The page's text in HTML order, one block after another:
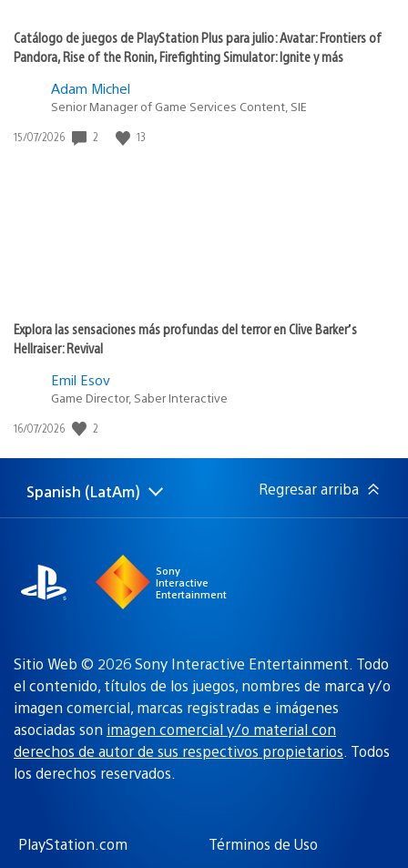
Catálogo de juegos de PlayStation Plus para julio: Avatar: Frontiers of
Pandora, Rise of the Ronin, Firefighting Simulator: Ignite y más
Adam Michel
Senior Manager of Game Services Content, SIE
Fecha
15/07/2026 2 13
Explora las sensaciones más profundas del terror en Clive Barker’s
Hellraiser: Revival
Emil Esov
Game Director, Saber Interactive
Fecha
publicación:
16/07/2026 2
Elige
una
Región
actual:
Spanish (LatAm) Regresar arriba
Sony
Interactive
Entertainment
Sitio Web © 2026 Sony Interactive Entertainment. Todo
el contenido, títulos de los juegos, nombres de marca y/o
imagen comercial, marcas registradas e imágenes
asociadas son imagen comercial y/o material con
derechos de autor de sus respectivos propietarios. Todos
los derechos reservados.
PlayStation.com
Términos de Uso